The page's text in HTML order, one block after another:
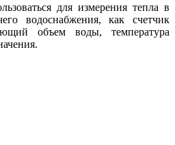
для измерения тепла в
водоснабжения, как счетчик
объем воды, температура